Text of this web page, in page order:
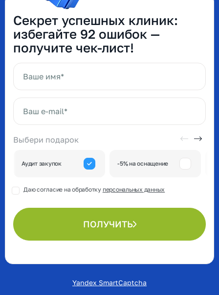
Секрет успешных клиник:
избегайте 92 ошибок —
получите чек-лист!
Выбери подарок
Аудит закупок -5% на оснащение
Даю согласие на обработку персональных данных
ПОЛУЧИТЬ
Yandex SmartCaptcha